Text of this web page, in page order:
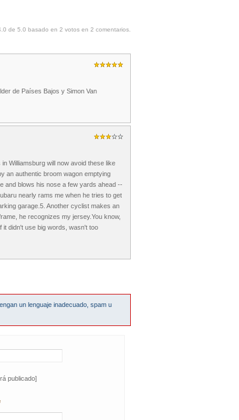
de 5.0 basado en 2 votos en 2 comentarios.
de Países Bajos y Simon Van
Williamsburg will now avoid these like
an authentic broom wagon emptying
and blows his nose a few yards ahead --
nearly rams me when he tries to get
garage.5. Another cyclist makes an
he recognizes my jersey.You know,
it didn't use big words, wasn't too
un lenguaje inadecuado, spam u
publicado]